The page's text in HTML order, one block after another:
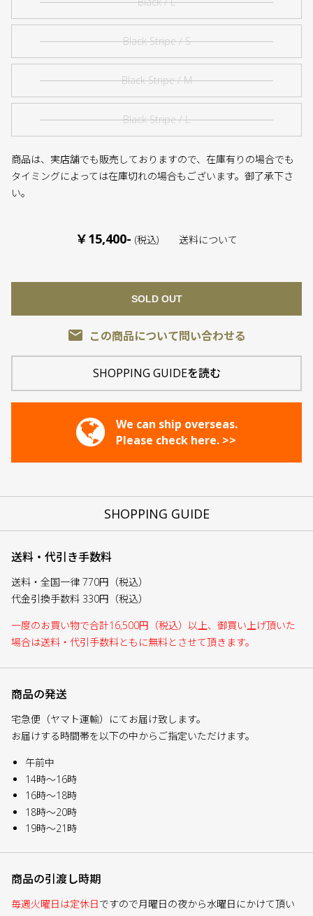
Black Stripe / S
Black Stripe / M
Black Stripe / L
商品は、実店舗でも販売しておりますので、在庫有りの場合でも
タイミングによっては在庫切れの場合もございます。御了承下さ
い。
￥15,400- (税込) 送料について
SOLD OUT
email この商品について問い合わせる
SHOPPING GUIDEを読む
We can ship overseas.
Please check here. >>
SHOPPING GUIDE
送料・代引き手数料
送料・全国一律 770円（税込）
代金引換手数料 330円（税込）
一度のお買い物で合計16,500円（税込）以上、御買い上げ頂いた
場合は送料・代引手数料ともに無料とさせて頂きます。
商品の発送
宅急便（ヤマト運輸）にてお届け致します。
お届けする時間帯を以下の中からご指定いただけます。
午前中
14時～16時
16時～18時
18時～20時
19時～21時
商品の引渡し時期
毎週火曜日は定休日ですので月曜日の夜から水曜日にかけて頂い